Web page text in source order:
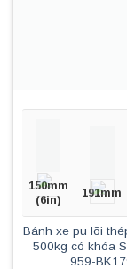
150mm
(6in)
191mm
Bánh xe pu lõi
500kg có khóa
959-